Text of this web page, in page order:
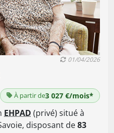
01/04/2026
À partir de3 027 €/mois*
EHPAD (privé) situé à
disposant de83